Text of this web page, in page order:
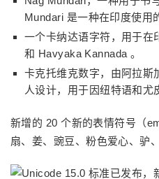
Mundari 是一种在印度使用
一个卡纳达语字符，用于在
和 Havyaka Kannada 。
卡克托维克数字，由阿拉斯
人设计，用于因纽特语和尤
新增的 20 个新的表情符号（
扇、姜、豌豆、粉色爱心、驴